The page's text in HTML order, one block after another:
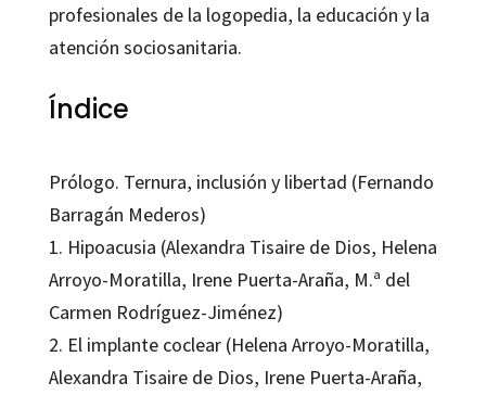
profesionales de la logopedia, la educación y la
atención sociosanitaria.
Índice
Prólogo. Ternura, inclusión y libertad (Fernando
Barragán Mederos)
1. Hipoacusia (Alexandra Tisaire de Dios, Helena
Arroyo-Moratilla, Irene Puerta-Araña, M.ª del
Carmen Rodríguez-Jiménez)
2. El implante coclear (Helena Arroyo-Moratilla,
Alexandra Tisaire de Dios, Irene Puerta-Araña,